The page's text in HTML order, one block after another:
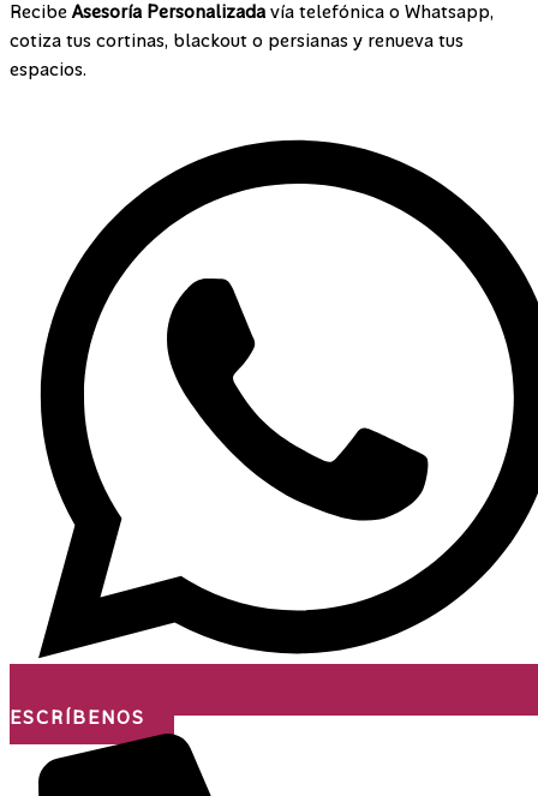
RecibeAsesoría Personalizada vía telefónica o Whatsapp,
cotiza tus cortinas, blackout o persianas y renueva tus
espacios.
ESCRÍBENOS